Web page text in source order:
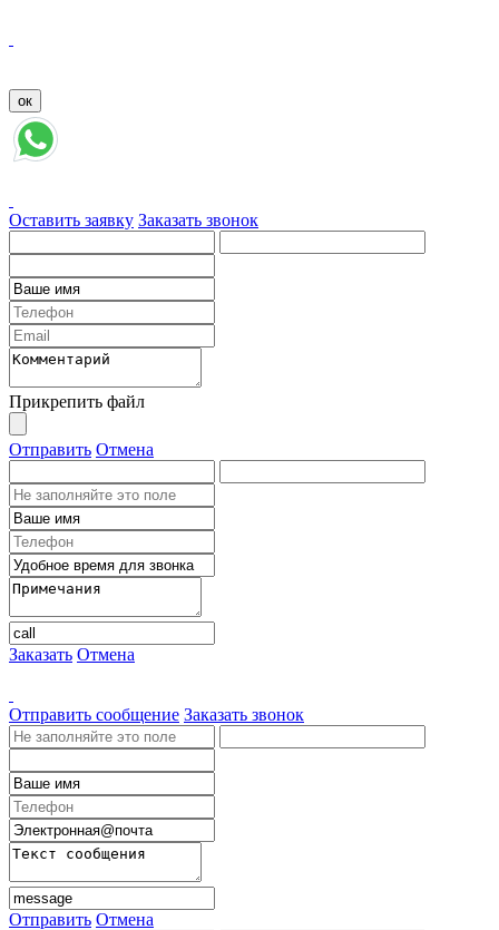
Оставить заявку Заказать звонок
Прикрепить файл
Отправить Отмена
Заказать Отмена
Отправить сообщение Заказать звонок
Отправить Отмена